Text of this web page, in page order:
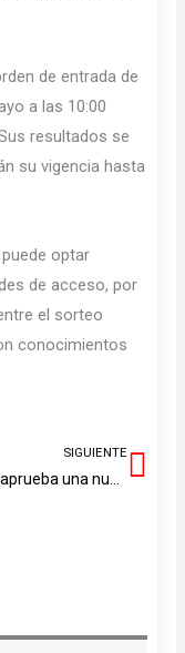
de entrada de
a las 10:00
resultados se
su vigencia hasta
optar
de acceso, por
el sorteo
conocimientos
SIGUIENTE